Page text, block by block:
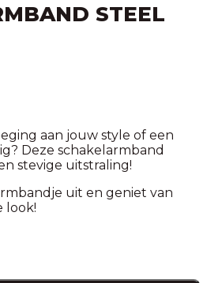
STEEL
aan jouw style of een
Deze schakelarmband
stevige uitstraling!
uit en geniet van
look!